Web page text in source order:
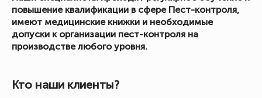
повышение квалификации в сфере Пест-контроля,
имеют медицинские книжки и необходимые
допуски к организации пест-контроля на
производстве любого уровня.
Кто наши клиенты?